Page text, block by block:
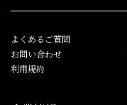
よくあるご質問
お問い合わせ
利用規約